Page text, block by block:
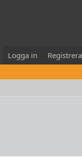
Logga in Registrera